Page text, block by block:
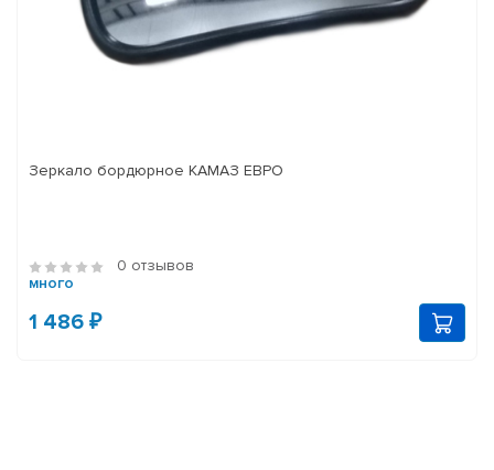
Зеркало бордюрное КАМАЗ ЕВРО
0 отзывов
много
1 486 ₽